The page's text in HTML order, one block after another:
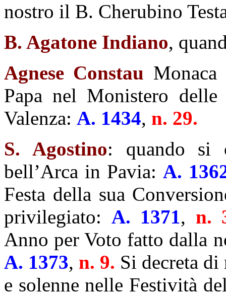
nostro il B. Cherubino
B. Agatone Indiano,
Agnese Constau
Papa nel Monistero
Valenza: A. 1434, n. 29.
S. Agostino: quando si
bell’Arca in Pavia:A.
Festa della sua
privilegiato: A. 1371, n.
Anno per Voto fatto dalla
A. 1373, n. 9. Si decreta
e solenne nelle Festività